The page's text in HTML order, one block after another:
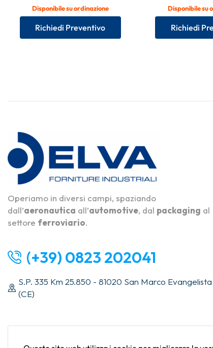
Disponibile su ordinazione
Richiedi Preventivo
Disponibile su
Richiedi
Operiamo in diversi campi, spaziando
dall’aeronautica all’automotive, dal packaging al
settore ferroviario.
(+39) 0823 202041
S.P. 335 Km 25.850 - 81020 San Marco Evangelista
(CE)